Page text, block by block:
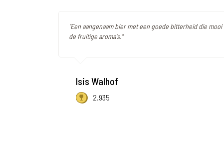
"Een aangenaam bier met een goede bitterheid die mooi
de fruitige aroma's."
Isis Walhof
2.935